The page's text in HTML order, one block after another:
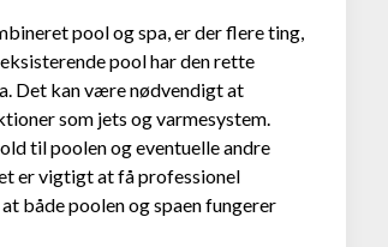
pool og spa, er der flere ting,
pool har den rette
Det kan være nødvendigt at
som jets og varmesystem.
til poolen og eventuelle andre
er vigtigt at få professionel
både poolen og spaen fungerer